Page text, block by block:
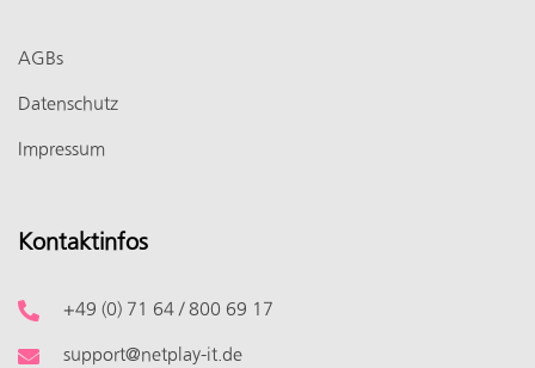
AGBs
Datenschutz
Impressum
Kontaktinfos
+49 (0) 71 64 / 800 69 17
support@netplay-it.de